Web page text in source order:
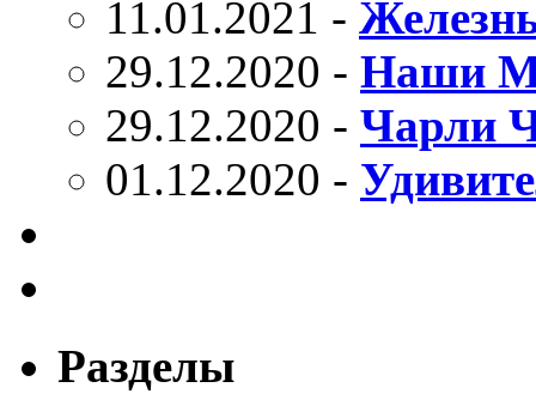
11.01.2021 -
29.12.2020 - Наши
29.12.2020 - Чарли
01.12.2020 -
Разделы